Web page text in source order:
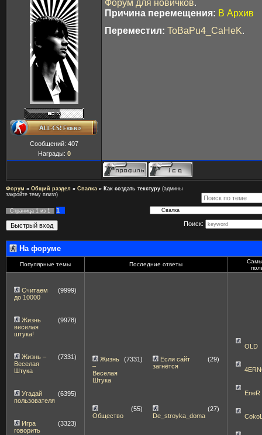
Сообщений: 407
Награды: 0
Форум для новичков.
Причина перемещения: В Архив
Переместил: ToBaPu4_CaHeK.
Форум » Общий раздел » Свалка » Как создать текстуру (админы
закройте тему плизз)
Страница 1 из 1
1
Поиск:
На форуме
Популярные темы Последние ответы
Считаем
до 10000
(9999)
Жизнь
веселая
штука!
(9978)
Жизнь –
Веселая
Штука
(7331)
Угадай
пользователя
(6395)
Игра
говорить
(3323)
Жизнь
–
Веселая
Штука
(7331)
Если сайт
загнётся
(29)
Общество
(55)
De_stroyka_doma
(27)
OLD
EneR